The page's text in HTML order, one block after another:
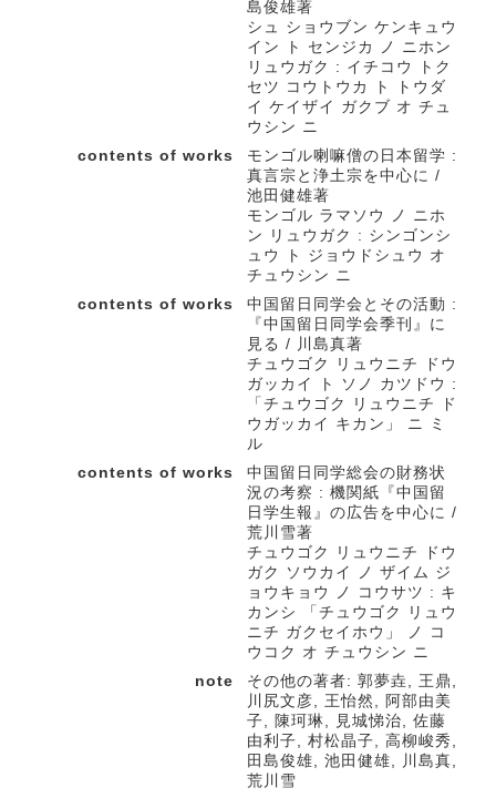
島俊雄著
シュ ショウブン ケンキュウ
イン ト センジカ ノ ニホン
リュウガク : イチコウ トク
セツ コウトウカ ト トウダ
イ ケイザイ ガクブ オ チュ
ウシン ニ
contents of works
モンゴル喇嘛僧の日本留学 :
真言宗と浄土宗を中心に /
池田健雄著
モンゴル ラマソウ ノ ニホ
ン リュウガク : シンゴンシ
ュウ ト ジョウドシュウ オ
チュウシン ニ
contents of works
中国留日同学会とその活動 :
『中国留日同学会季刊』に
見る / 川島真著
チュウゴク リュウニチ ドウ
ガッカイ ト ソノ カツドウ :
「チュウゴク リュウニチ ド
ウガッカイ キカン」 ニ ミ
ル
contents of works
中国留日同学総会の財務状
況の考察 : 機関紙『中国留
日学生報』の広告を中心に /
荒川雪著
チュウゴク リュウニチ ドウ
ガク ソウカイ ノ ザイム ジ
ョウキョウ ノ コウサツ : キ
カンシ 「チュウゴク リュウ
ニチ ガクセイホウ」 ノ コ
ウコク オ チュウシン ニ
note
その他の著者: 郭夢垚, 王鼎,
川尻文彦, 王怡然, 阿部由美
子, 陳珂琳, 見城悌治, 佐藤
由利子, 村松晶子, 高柳峻秀,
田島俊雄, 池田健雄, 川島真,
荒川雪